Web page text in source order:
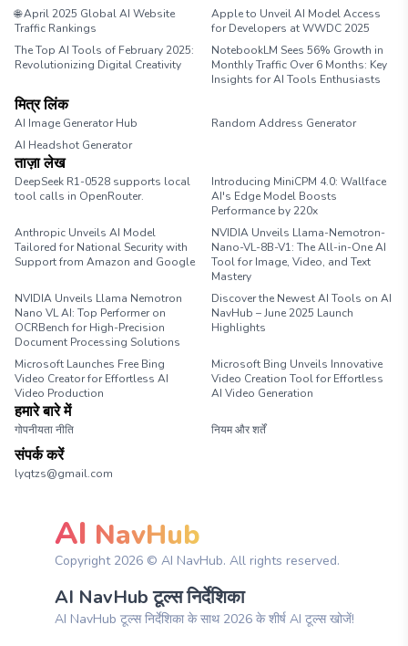
🌐 April 2025 Global AI Website
Traffic Rankings
Apple to Unveil AI Model Access
for Developers at WWDC 2025
The Top AI Tools of February 2025:
Revolutionizing Digital Creativity
NotebookLM Sees 56% Growth in
Monthly Traffic Over 6 Months: Key
Insights for AI Tools Enthusiasts
मित्र लिंक
AI Image Generator Hub
Random Address Generator
AI Headshot Generator
ताज़ा लेख
DeepSeek R1-0528 supports local
tool calls in OpenRouter.
Introducing MiniCPM 4.0: Wallface
AI's Edge Model Boosts
Performance by 220x
Anthropic Unveils AI Model
Tailored for National Security with
Support from Amazon and Google
NVIDIA Unveils Llama-Nemotron-
Nano-VL-8B-V1: The All-in-One AI
Tool for Image, Video, and Text
Mastery
NVIDIA Unveils Llama Nemotron
Nano VL AI: Top Performer on
OCRBench for High-Precision
Document Processing Solutions
Discover the Newest AI Tools on AI
NavHub – June 2025 Launch
Highlights
Microsoft Launches Free Bing
Video Creator for Effortless AI
Video Production
Microsoft Bing Unveils Innovative
Video Creation Tool for Effortless
AI Video Generation
हमारे बारे में
गोपनीयता नीति नियम और शर्तें
संपर्क करें
lyqtzs@gmail.com
AI NavHub
Copyright 2026© AI NavHub. All rights reserved.
AI NavHub टूल्स निर्देशिका
AI NavHub टूल्स निर्देशिका के साथ 2026 के शीर्ष AI टूल्स खोजें!